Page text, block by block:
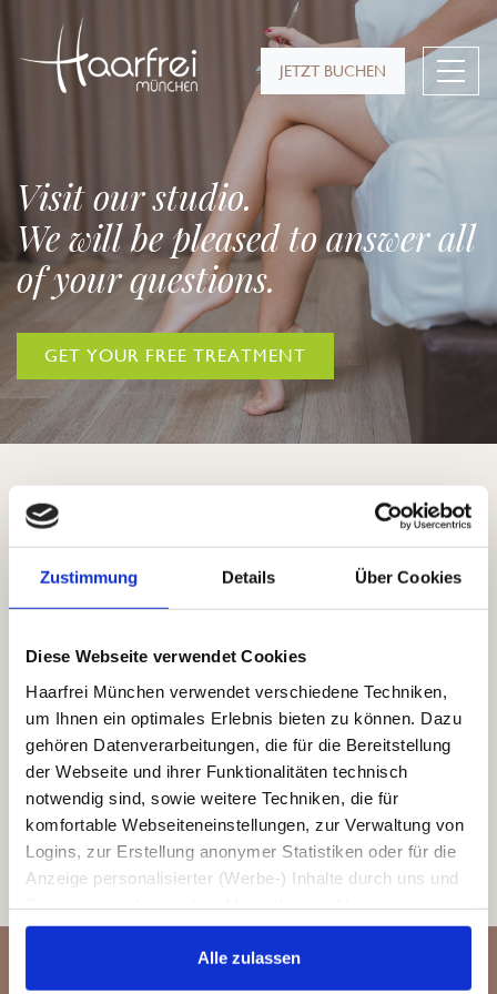
Zustimmung Details Über Cookies
Diese Webseite verwendet Cookies
Haarfrei München verwendet verschiedene Techniken,
um Ihnen ein optimales Erlebnis bieten zu können. Dazu
gehören Datenverarbeitungen, die für die Bereitstellung
der Webseite und ihrer Funktionalitäten technisch
notwendig sind, sowie weitere Techniken, die für
komfortable Webseiteneinstellungen, zur Verwaltung von
Logins, zur Erstellung anonymer Statistiken oder für die
Anzeige personalisierter (Werbe-) Inhalte durch uns und
Cookies durch Haarfrei München erfahren Sie in
unserem Hinweis zur Cookie-Nutzung
Alle zulassen
JETZT BUCHEN
Visit our studio.
We will be pleased to answer all
of your questions.
GET YOUR FREE TREATMENT
Buchen Sie jetzt Ihren
Termin!
Um die Terminbuchung anzeigen zu können, benötigen wir die
Zustimmung zu Marketing-Cookies. Weitere
Informationen über diese Cookies finden Sie in der
Datenschutzerklärung.
COOKIE-EINSTELLUNGEN ÄNDERN